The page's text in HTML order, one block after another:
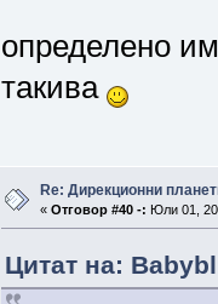
определено
такива
Re: Дирекционни
« Отговор #40 -: Юли 01,
Цитат на: